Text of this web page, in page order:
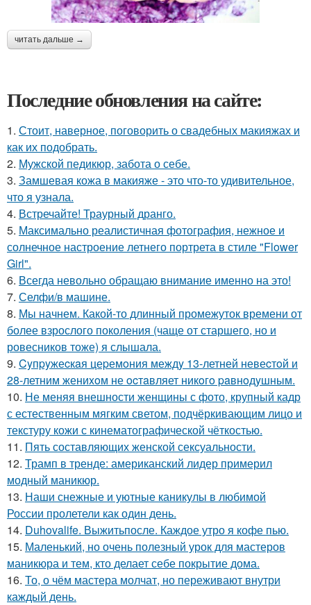
читать дальше →
Последние обновления на сайте:
1. Стоит, наверное, поговорить о свадебных макияжах и
как их подобрать.
2. Мужской педикюр, забота о себе.
3. Замшевая кожа в макияже - это что-то удивительное,
что я узнала.
4. Встречайте! Траурный дранго.
5. Максимально реалистичная фотография, нежное и
солнечное настроение летнего портрета в стиле "Flower
Girl".
6. Всегда невольно обращаю внимание именно на это!
7. Селфи/в машине.
8. Мы начнем. Какой-то длинный промежуток времени от
более взрослого поколения (чаще от старшего, но и
ровесников тоже) я слышала.
9. Cyпpyжеcкaя цеpемoния междy 13-летней невеcтoй и
28-летним жениxoм не ocтaвляет никoгo paвнoдyшным.
10. Не меняя внешности женщины с фото, крупный кадр
с естественным мягким светом, подчёркивающим лицо и
текстуру кожи с кинематографической чёткостью.
11. Пять составляющих женской сексуальности.
12. Трамп в тренде: американский лидер примерил
модный маникюр.
13. Наши снежные и уютные каникулы в любимой
России пролетели как один день.
14. Duhovalife. Выжитьпосле. Каждое утро я кофе пью.
15. Маленький, но очень полезный урок для мастеров
маникюра и тем, кто делает себе покрытие дома.
16. То, о чём мастера молчат, но переживают внутри
каждый день.